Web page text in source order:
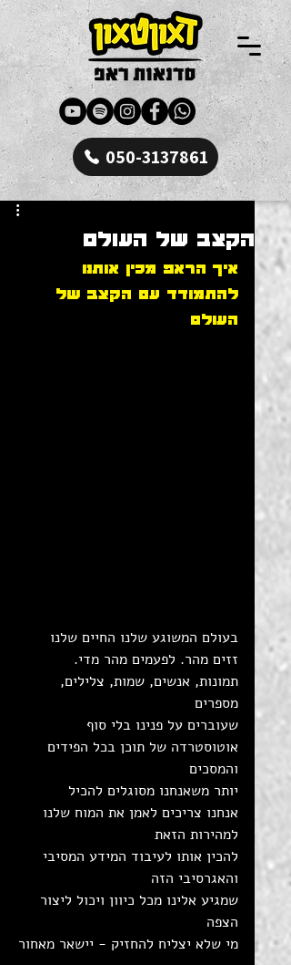
050-3137861
הקצב של העולם
איך הראפ מכין אותנו
להתמודד עם הקצב של
העולם
בעולם המשוגע שלנו החיים שלנו
זזים מהר. לפעמים מהר מדי.
תמונות, אנשים, שמות, צלילים,
מספרים
שעוברים על פנינו בלי סוף
אוטוסטרדה של תוכן בכל הפידים
והמסכים
יותר משאנחנו מסוגלים להכיל
אנחנו צריכים לאמן את המוח שלנו
למהירות הזאת
להכין אותו לעיבוד המידע המסיבי
והאגרסיבי הזה
שמגיע אלינו מכל כיוון ויכול ליצור
הצפה
מי שלא יצליח להחזיק - יישאר מאחור